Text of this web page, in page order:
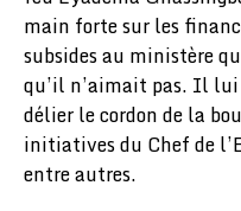
main forte sur les
subsides au ministère
qu’il n’aimait pas. Il
délier le cordon de la
initiatives du Chef de
entre autres.